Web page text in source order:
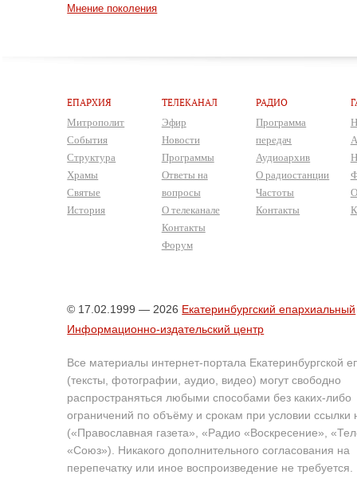
Мнение поколения
ЕПАРХИЯ
Митрополит
События
Структура
Храмы
Святые
История
ТЕЛЕКАНАЛ
Эфир
Новости
Программы
Ответы на
вопросы
О телеканале
Контакты
Форум
РАДИО
Программа
передач
Аудиоархив
О радиостанции
Частоты
Контакты
© 17.02.1999 — 2026 Екатеринбургский епархиальный
Информационно-издательский центр
Все материалы интернет-портала Екатеринбургской
(тексты, фотографии, аудио, видео) могут свободно
распространяться любыми способами без каких-либо
ограничений по объёму и срокам при условии ссылки
(«Православная газета», «Радио «Воскресение»,
«Союз»). Никакого дополнительного согласования на
перепечатку или иное воспроизведение не требуется.